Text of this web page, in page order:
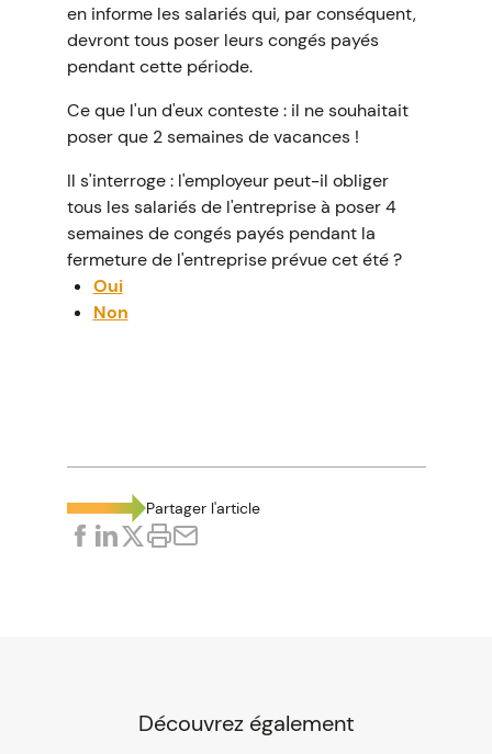
en informe les salariés qui, par conséquent,
devront tous poser leurs congés payés
pendant cette période.
Ce que l'un d'eux conteste : il ne souhaitait
poser que 2 semaines de vacances !
Il s'interroge : l'employeur peut-il obliger
tous les salariés de l'entreprise à poser 4
semaines de congés payés pendant la
fermeture de l'entreprise prévue cet été ?
Oui
Non
peut tout à fait fermer tout ou partie de
l'entreprise pendant une période qui ne peut
pas excéder 24 jours ouvrables (soit 4
semaines continues).
mois avant ;
informé individuellement chaque salarié
Partager l'article
Découvrez également